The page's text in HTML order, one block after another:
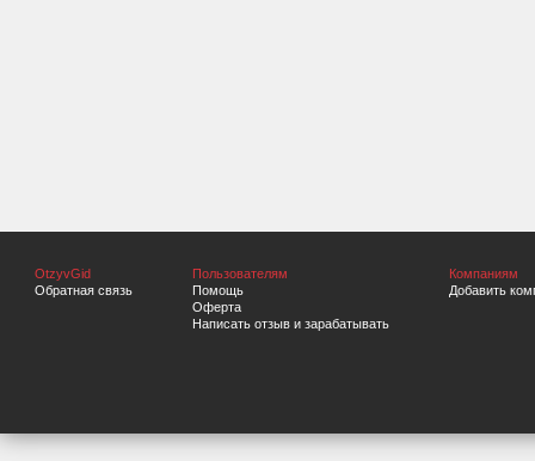
OtzyvGid
Обратная связь
Пользователям
Помощь
Оферта
Написать отзыв и зарабатывать
Компаниям
Добавить